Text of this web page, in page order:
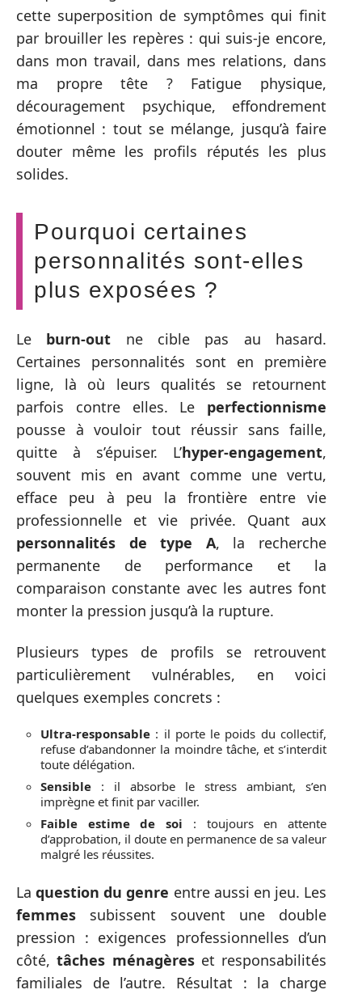
cette superposition de symptômes qui finit
par brouiller les repères : qui suis-je encore,
dans mon travail, dans mes relations, dans
ma propre tête ? Fatigue physique,
découragement psychique, effondrement
émotionnel : tout se mélange, jusqu’à faire
douter même les profils réputés les plus
solides.
Pourquoi certaines
personnalités sont-elles
plus exposées ?
Le burn-out ne cible pas au hasard.
Certaines personnalités sont en première
ligne, là où leurs qualités se retournent
parfois contre elles. Le perfectionnisme
pousse à vouloir tout réussir sans faille,
quitte à s’épuiser. L’hyper-engagement,
souvent mis en avant comme une vertu,
efface peu à peu la frontière entre vie
professionnelle et vie privée. Quant aux
personnalités de type A, la recherche
permanente de performance et la
comparaison constante avec les autres font
monter la pression jusqu’à la rupture.
Plusieurs types de profils se retrouvent
particulièrement vulnérables, en voici
quelques exemples concrets :
Ultra-responsable : il porte le poids du collectif,
refuse d’abandonner la moindre tâche, et s’interdit
toute délégation.
Sensible : il absorbe le stress ambiant, s’en
imprègne et finit par vaciller.
Faible estime de soi : toujours en attente
d’approbation, il doute en permanence de sa valeur
malgré les réussites.
Laquestion du genre entre aussi en jeu. Les
femmes subissent souvent une double
pression : exigences professionnelles d’un
côté,tâches ménagèreset responsabilités
familiales de l’autre. Résultat : la charge